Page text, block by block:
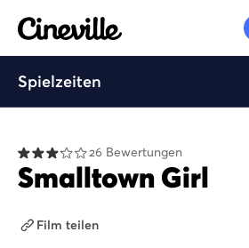
Cineville Logo
Spielzeiten
26 Bewertungen
Smalltown Girl
Film teilen